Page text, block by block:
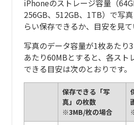
iPhoneのストレージ容量（
256GB、512GB、1TB）で写
らい保存できるか、目安を見て
写真のデータ容量が1枚あたり
あたり60MBとすると、各スト
できる目安は次のとおりです。
保存できる「写
真」の枚数
※3MB/枚の場合